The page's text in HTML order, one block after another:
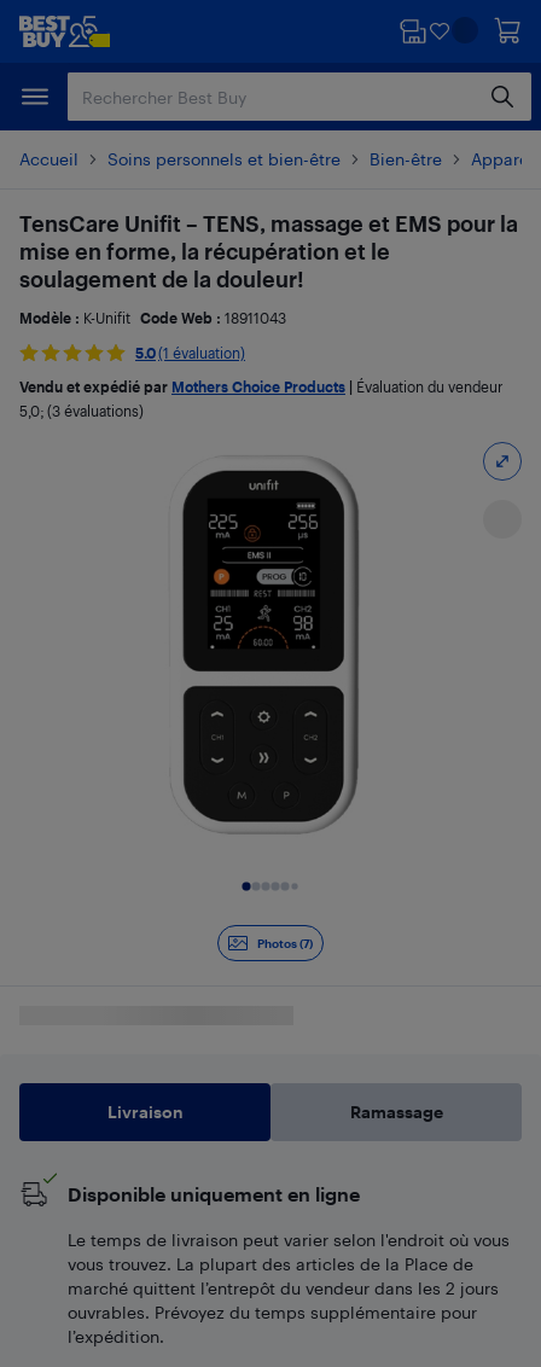
Passer
principal
Passer
Accueil Soins personnels et bien-être Bien-être
Photos (7)
TensCare Unifit – TENS, massage et EMS pour la
mise en forme, la récupération et le
soulagement de la douleur!
Modèle : K-Unifit Code Web : 18911043
5.0(1 évaluation)
Vendu et expédié par Mothers Choice Products
Évaluation du vendeur
5,0; (3 évaluations)
Livraison Ramassage
Disponible uniquement en ligne
Le temps de livraison peut varier selon l'endroit où vous
vous trouvez. La plupart des articles de la Place de
marché quittent l’entrepôt du vendeur dans les 2 jours
ouvrables. Prévoyez du temps supplémentaire pour
l’expédition.